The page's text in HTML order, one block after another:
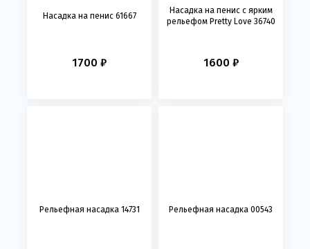
Насадка на пенис 61667
1700 ₽
Насадка на пенис с ярким
рельефом Pretty Love 36740
1600 ₽
Рельефная насадка 14731 Рельефная насадка 00543